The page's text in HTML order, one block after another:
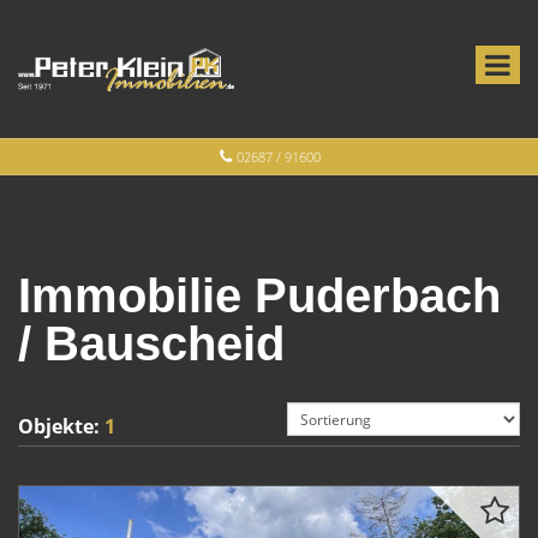
02687 / 91600
Immobilie Puderbach
/ Bauscheid
Objekte: 1